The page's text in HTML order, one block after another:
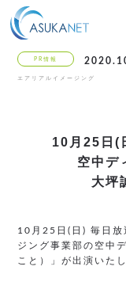
PR情報
エアリアルイメージング
10月25日(
空中デ
大坪
10月25日(日) 毎日放
ジング事業部の空中
こと）」が出演いた